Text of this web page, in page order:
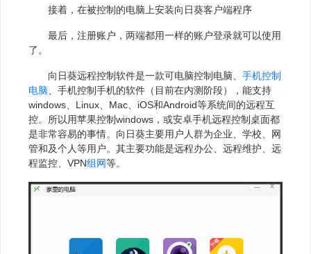
接着，在被控制的电脑上安装向日葵客户端程序
最后，注册账户，两端都用一样的账户登录就可以使用
了。
向日葵远程控制软件是一款可电脑控制电脑、 手机控制
电脑 、手机控制手机的软件（目前在内测阶段），能支持
windows、Linux、Mac、iOS和Android等系统间的远程互
控。所以用苹果控制windows，或安卓手机远程控制桌面都
是非常容易的事情。向日葵主要用户人群为企业、学校、网
管和及个人等用户。其主要功能是远程办公、远程维护、远
程监控、VPN组网等。